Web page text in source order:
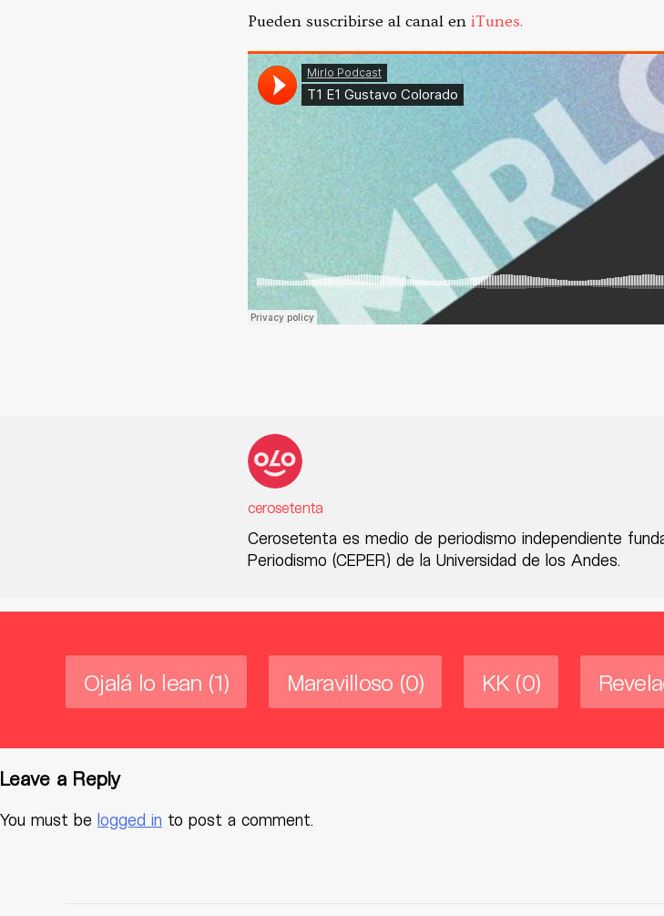
Pueden suscribirse al canal en iTunes.
cerosetenta
Cerosetenta es medio de periodismo independiente
Periodismo (CEPER) de la Universidad de los Andes.
Ojalá lo lean (1) Maravilloso (0) KK (0)
Leave a Reply
You must be logged in to post a comment.